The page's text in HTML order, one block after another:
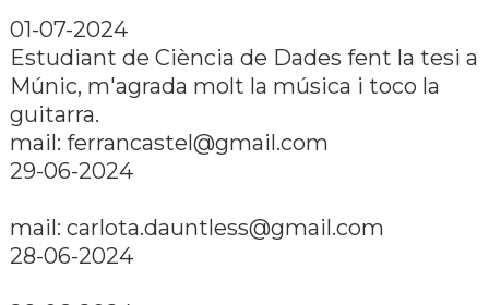
01-07-2024
Estudiant de Ciència de Dades fent la tesi a
Múnic, m'agrada molt la música i toco la
guitarra.
mail: ferrancastel@gmail.com
29-06-2024
mail: carlota.dauntless@gmail.com
28-06-2024